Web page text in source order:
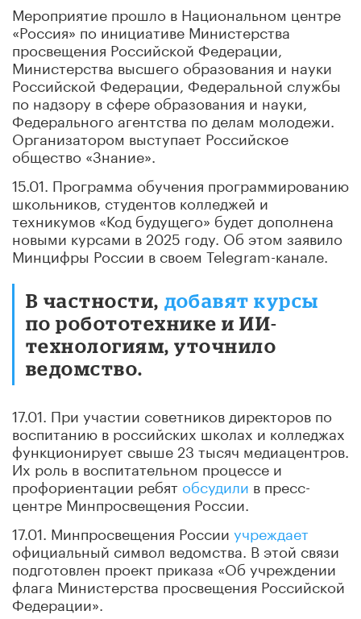
Мероприятие прошло в Национальном центре
«Россия» по инициативе Министерства
просвещения Российской Федерации,
Министерства высшего образования и науки
Российской Федерации, Федеральной службы
по надзору в сфере образования и науки,
Федерального агентства по делам молодежи.
Организатором выступает Российское
общество «Знание».
15.01. Программа обучения программированию
школьников, студентов колледжей и
техникумов «Код будущего» будет дополнена
новыми курсами в 2025 году. Об этом заявило
Минцифры России в своем Telegram-канале.
В частности, добавят курсы
по робототехнике и ИИ-
технологиям, уточнило
ведомство.
17.01. При участии советников директоров по
воспитанию в российских школах и колледжах
функционирует свыше 23 тысяч медиацентров.
Их роль в воспитательном процессе и
профориентации ребят обсудили в пресс-
центре Минпросвещения России.
17.01. Минпросвещения России учреждает
официальный символ ведомства. В этой связи
подготовлен проект приказа «Об учреждении
флага Министерства просвещения Российской
Федерации».